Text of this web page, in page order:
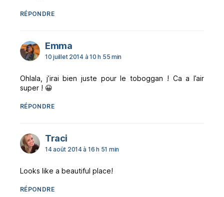
RÉPONDRE
Emmadit :
10 juillet 2014 à 10 h 55 min
Ohlala, j’irai bien juste pour le toboggan ! Ca a l’air
super ! 😀
RÉPONDRE
Tracidit :
14 août 2014 à 16 h 51 min
Looks like a beautiful place!
RÉPONDRE